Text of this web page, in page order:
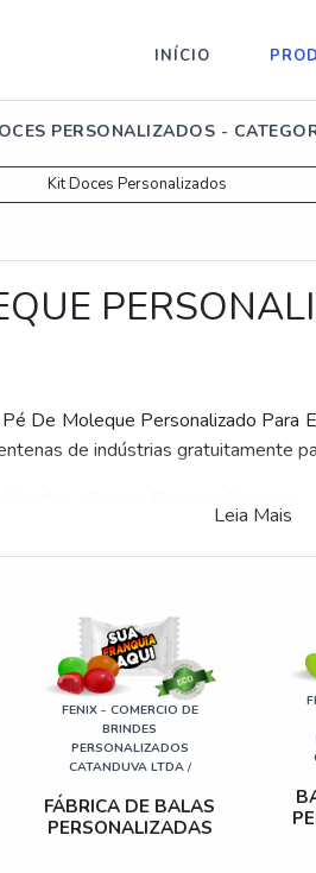
INÍCIO
PERSONALIZADOS -
Kit Doces Personalizados
De Moleque Personalizado Para
de indústrias gratuitamente
Leia Mais
FENIX - COMERCIO DE
BRINDES
PERSONALIZADOS
CATANDUVA LTDA/
FÁBRICA DE BALAS
PERSONALIZADAS